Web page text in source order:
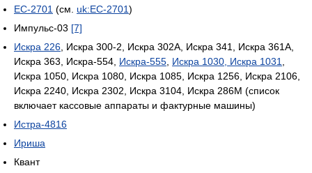
ЕС-2701 (см. uk:ЕС-2701)
Импульс-03 [7]
Искра 226 , Искра 300-2, Искра 302А, Искра 341, Искра 361А,
Искра 363, Искра-554, Искра-555 Искра 1030, Искра 1031
Искра 1050, Искра 1080, Искра 1085, Искра 1256, Искра 2106,
Искра 2240, Искра 2302, Искра 3104, Искра 286М (список
включает кассовые аппараты и фактурные машины)
Истра-4816
Ириша
Квант